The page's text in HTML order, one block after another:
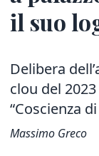
il suo
Delibera
clou del 2023
“Coscienza
Massimo Greco